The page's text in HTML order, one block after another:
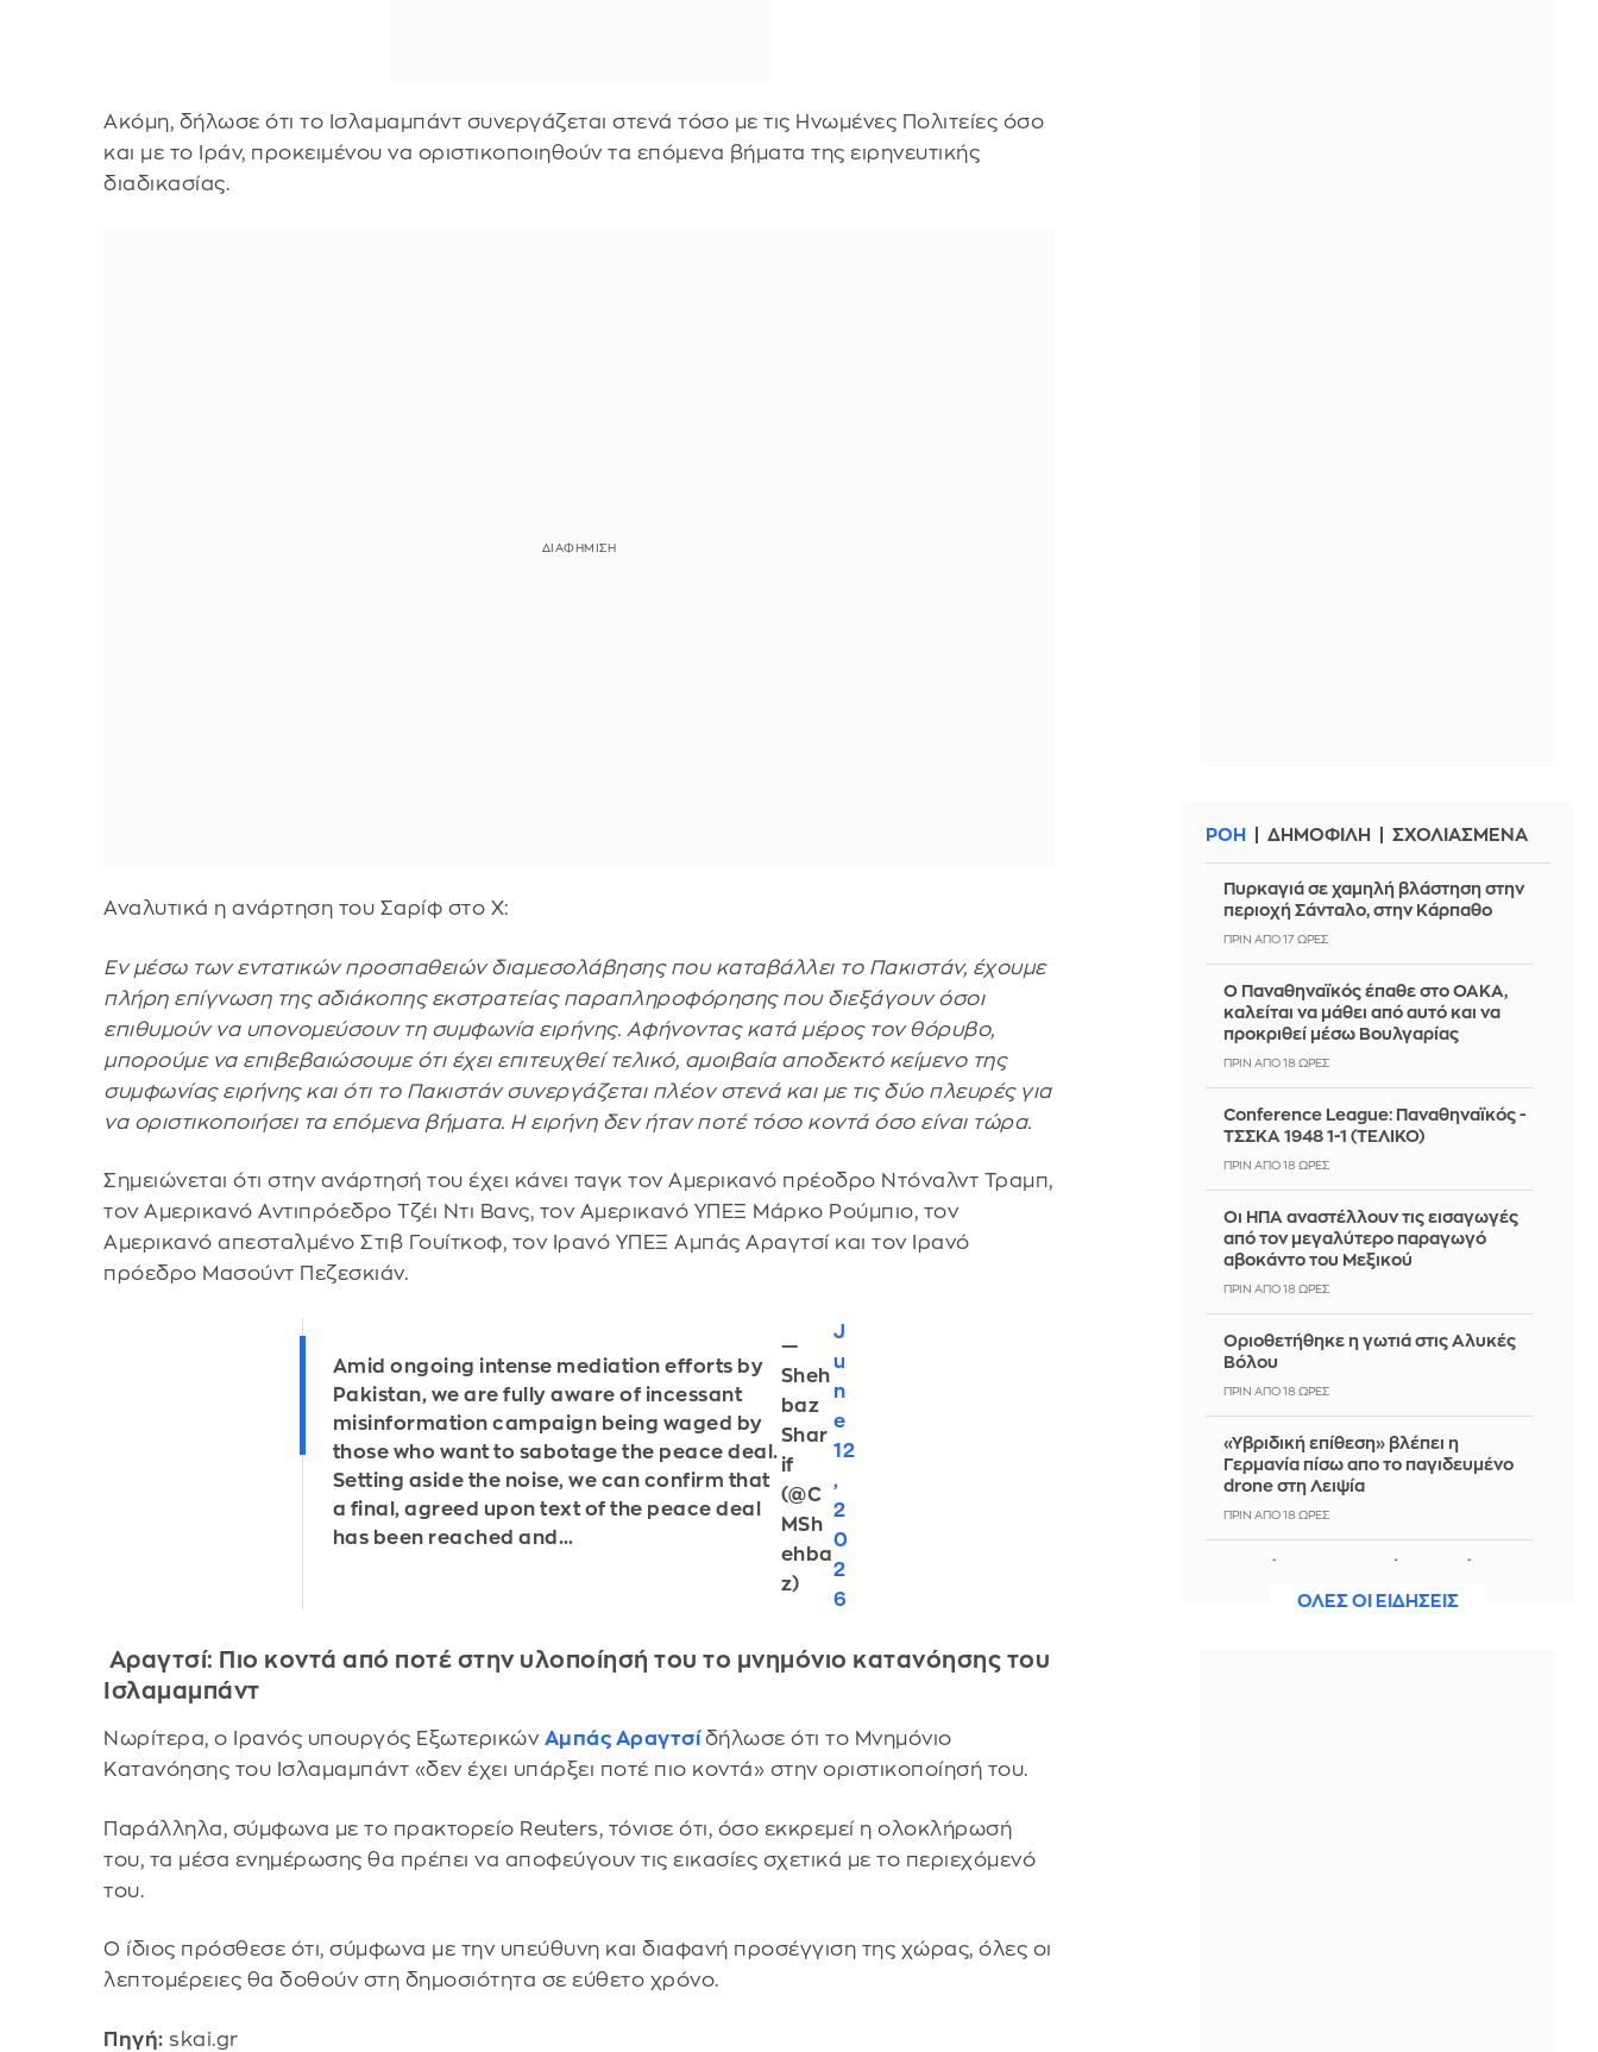
Ακόμη, δήλωσε ότι το Ισλαμαμπάντ συνεργάζεται στενά τόσο με τις Ηνωμένες Πολιτείες όσο
και με το Ιράν, προκειμένου να οριστικοποιηθούν τα επόμενα βήματα της ειρηνευτικής
διαδικασίας.
Αναλυτικά η ανάρτηση του Σαρίφ στο X:
Εν μέσω των εντατικών προσπαθειών διαμεσολάβησης που καταβάλλει το Πακιστάν, έχουμε
πλήρη επίγνωση της αδιάκοπης εκστρατείας παραπληροφόρησης που διεξάγουν όσοι
επιθυμούν να υπονομεύσουν τη συμφωνία ειρήνης. Αφήνοντας κατά μέρος τον θόρυβο,
μπορούμε να επιβεβαιώσουμε ότι έχει επιτευχθεί τελικό, αμοιβαία αποδεκτό κείμενο της
συμφωνίας ειρήνης και ότι το Πακιστάν συνεργάζεται πλέον στενά και με τις δύο πλευρές για
να οριστικοποιήσει τα επόμενα βήματα. Η ειρήνη δεν ήταν ποτέ τόσο κοντά όσο είναι τώρα.
Σημειώνεται ότι στην ανάρτησή του έχει κάνει ταγκ τον Αμερικανό πρέοδρο Ντόναλντ Τραμπ,
τον Αμερικανό Αντιπρόεδρο Τζέι Ντι Βανς, τον Αμερικανό ΥΠΕΞ Μάρκο Ρούμπιο, τον
Αμερικανό απεσταλμένο Στιβ Γουίτκοφ, τον Ιρανό ΥΠΕΞ Αμπάς Αραγτσί και τον Ιρανό
πρόεδρο Μασούντ Πεζεσκιάν.
Amid ongoing intense mediation efforts by
Pakistan, we are fully aware of incessant
misinformation campaign being waged by
those who want to sabotage the peace deal.
Setting aside the noise, we can confirm that
a final, agreed upon text of the peace deal
has been reached and…
—
Sheh
baz
Shar
if
(@C
MSh
ehba
z)
J
u
n
e
12
,
2
0
2
6
Αραγτσί: Πιο κοντά από ποτέ στην υλοποίησή του το μνημόνιο κατανόησης του
Ισλαμαμπάντ
Νωρίτερα, ο Ιρανός υπουργός Εξωτερικών Αμπάς Αραγτσίδήλωσε ότι το Μνημόνιο
Κατανόησης του Ισλαμαμπάντ «δεν έχει υπάρξει ποτέ πιο κοντά» στην οριστικοποίησή του.
Παράλληλα, σύμφωνα με το πρακτορείο Reuters, τόνισε ότι, όσο εκκρεμεί η ολοκλήρωσή
του, τα μέσα ενημέρωσης θα πρέπει να αποφεύγουν τις εικασίες σχετικά με το περιεχόμενό
του.
Ο ίδιος πρόσθεσε ότι, σύμφωνα με την υπεύθυνη και διαφανή προσέγγιση της χώρας, όλες οι
λεπτομέρειες θα δοθούν στη δημοσιότητα σε εύθετο χρόνο.
Πηγή: skai.gr
ΡΟΗ ΔΗΜΟΦΙΛΗ ΣΧΟΛΙΑΣΜΕΝΑ
Πυρκαγιά σε χαμηλή βλάστηση στην
περιοχή Σάνταλο, στην Κάρπαθο
ΠΡΙΝ ΑΠΌ 17 ΏΡΕΣ
Ο Παναθηναϊκός έπαθε στο ΟΑΚΑ,
καλείται να μάθει από αυτό και να
προκριθεί μέσω Βουλγαρίας
ΠΡΙΝ ΑΠΌ 18 ΏΡΕΣ
Conference League: Παναθηναϊκός -
ΤΣΣΚΑ 1948 1-1 (ΤΕΛΙΚΟ)
ΠΡΙΝ ΑΠΌ 18 ΏΡΕΣ
Οι ΗΠΑ αναστέλλουν τις εισαγωγές
από τον μεγαλύτερο παραγωγό
αβοκάντο του Μεξικού
ΠΡΙΝ ΑΠΌ 18 ΏΡΕΣ
Οριοθετήθηκε η γωτιά στις Αλυκές
Βόλου
ΠΡΙΝ ΑΠΌ 18 ΏΡΕΣ
«Υβριδική επίθεση» βλέπει η
Γερμανία πίσω απο το παγιδευμένο
drone στη Λειψία
ΠΡΙΝ ΑΠΌ 18 ΏΡΕΣ
ΟΛΕΣ ΟΙ ΕΙΔΗΣΕΙΣ